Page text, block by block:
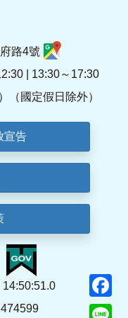
路4號
| 13:30～17:30
（國定假日除外）
宣告